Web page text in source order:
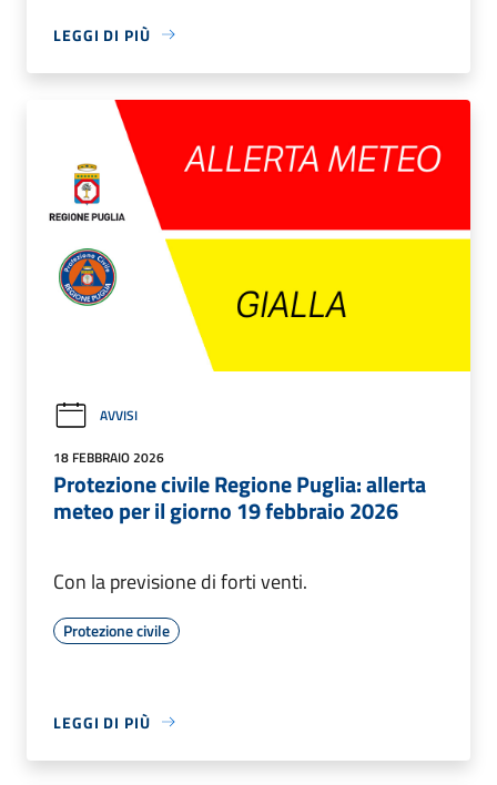
LEGGI DI PIÙ
AVVISI
18 FEBBRAIO 2026
Protezione civile Regione Puglia: allerta
meteo per il giorno 19 febbraio 2026
Con la previsione di forti venti.
Protezione civile
LEGGI DI PIÙ